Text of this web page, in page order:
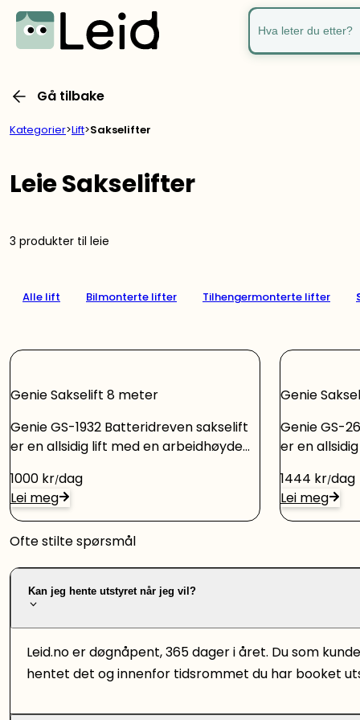
Hva leter du etter?
Gå tilbake
Kategorier>Lift>Sakselifter
Leie Sakselifter
3 produkter til leie
Alle lift Bilmonterte lifter Tilhengermonterte lifter
Genie Sakselift 8 meter
Genie GS-1932 Batteridreven sakselift
er en allsidig lift med en arbeidhøyde
Arbeidshøyde maks: 7,85 m
Løftekapasitet: 227 kg Stigningsevne
maks: 25% Egenvekt: 1 329 kg Utstyr: -
Trinnløse bevegelser -AC elektriske
-Universal 27A smart lader -Ladekabel
montert bak -Vedlikeholdsfritt
plattform -Senke og tiltalarm -
Timeteller -SmartLink Dual Zone
1000 kr dag
Lei meg
Genie
Genie GS-
er en
maks: 25%
Senke og
SmartLink
1444 kr dag
Lei meg
Ofte stilte spørsmål
Kan jeg hente utstyret når jeg vil?
Leid.no er døgnåpent, 365 dager i året. Du som
hentet det og innenfor tidsrommet du har booket